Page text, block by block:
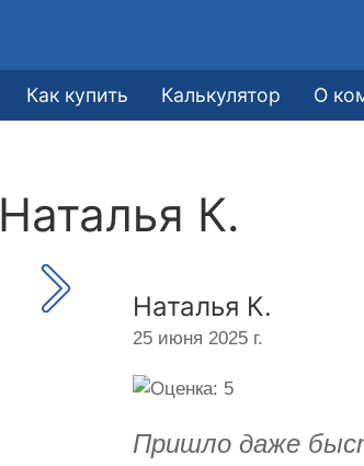
Как купить Калькулятор О
Наталья К.
Наталья К.
25 июня 2025 г.
Пришло даже